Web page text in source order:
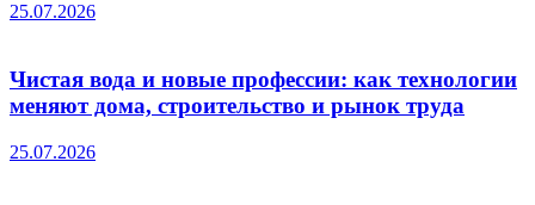
25.07.2026
Чистая вода и новые профессии: как технологии
меняют дома, строительство и рынок труда
25.07.2026